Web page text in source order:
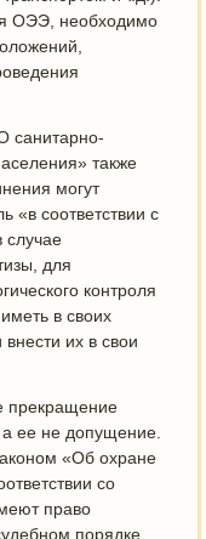
ОЭЭ, необходимо
санитарно-
также
могут
«в соответствии с
случае
для
контроля
в своих
их в свои
прекращение
а ее не допущение.
«Об охране
со
право
порядке